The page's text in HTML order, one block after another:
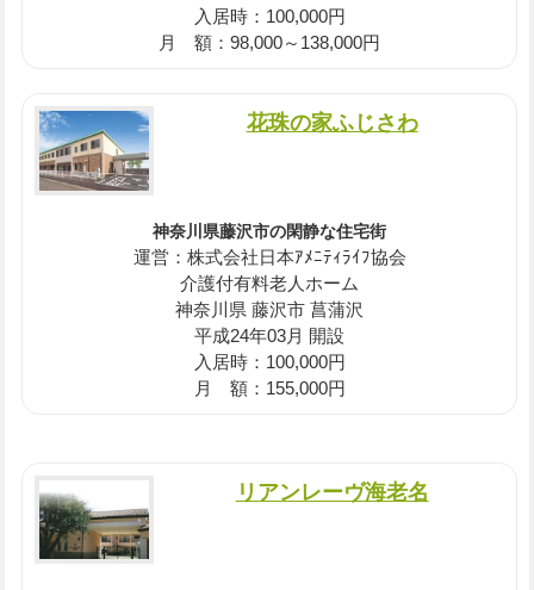
入居時：100,000円
月 額：98,000～138,000円
花珠の家ふじさわ
神奈川県藤沢市の閑静な住宅街
運営：株式会社日本ｱﾒﾆﾃｨﾗｲﾌ協会
介護付有料老人ホーム
神奈川県 藤沢市 菖蒲沢
平成24年03月 開設
入居時：100,000円
月 額：155,000円
リアンレーヴ海老名